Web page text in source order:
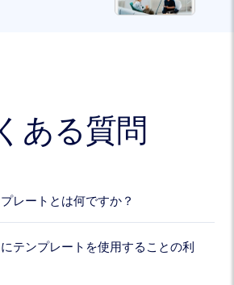
ある質問
レートとは何ですか？
テンプレートを使用することの利